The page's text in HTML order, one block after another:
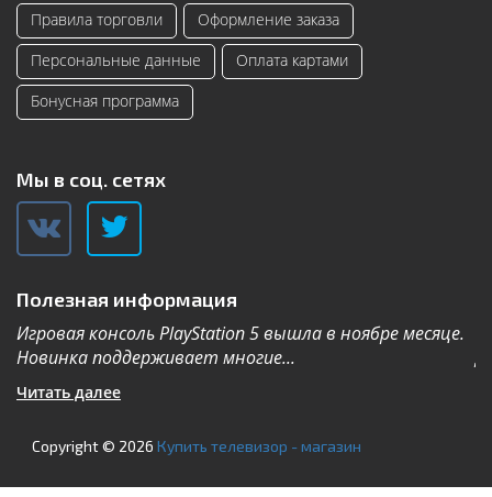
Правила торговли
Оформление заказа
Персональные данные
Оплата картами
Бонусная программа
Мы в соц. сетях
Полезная информация
Игровая консоль PlayStation 5 вышла в ноябре месяце.
Новинка поддерживает многие...
Читать далее
Copyright © 2026 Купить телевизор - магазин